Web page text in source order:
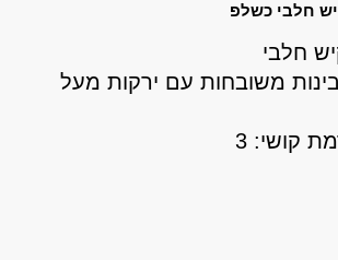
חלבי כשלפ
חלבי
משובחות עם ירקות מעל
קושי: 3